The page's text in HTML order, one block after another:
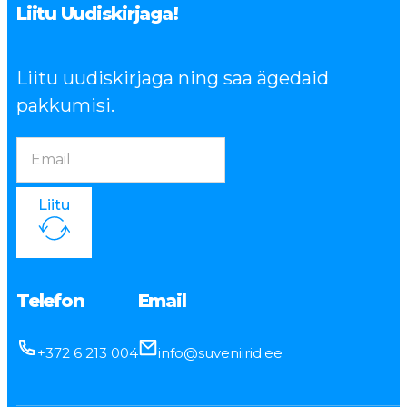
Liitu Uudiskirjaga!
Liitu uudiskirjaga ning saa ägedaid
pakkumisi.
Liitu
Telefon
+372 6 213 004
Email
info@suveniirid.ee